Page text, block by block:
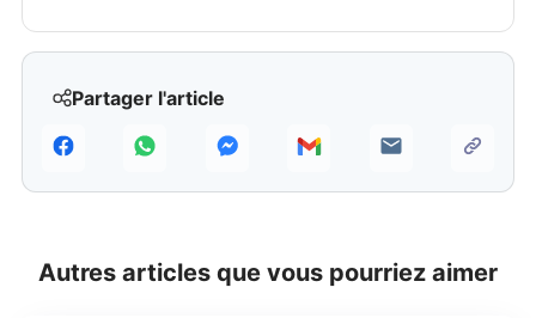
Partager l'article
Autres articles que vous pourriez aimer